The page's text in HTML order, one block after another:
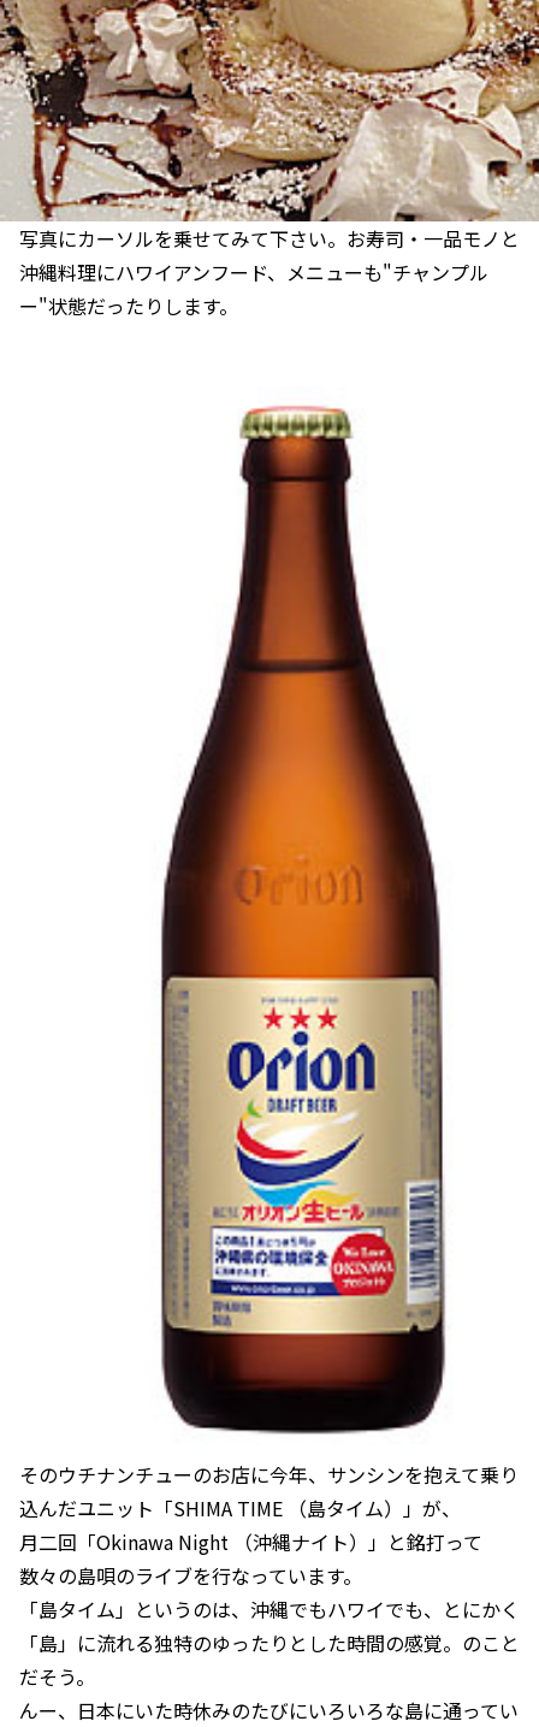
写真にカーソルを乗せてみて下さい。お寿司・一品モノと
沖縄料理にハワイアンフード、メニューも"チャンプル
ー"状態だったりします。
そのウチナンチューのお店に今年、サンシンを抱えて乗り
込んだユニット「SHIMA TIME （島タイム）」が、
月二回「Okinawa Night （沖縄ナイト）」と銘打って
数々の島唄のライブを行なっています。
「島タイム」というのは、沖縄でもハワイでも、とにかく
「島」に流れる独特のゆったりとした時間の感覚。のこと
だそう。
んー、日本にいた時休みのたびにいろいろな島に通ってい